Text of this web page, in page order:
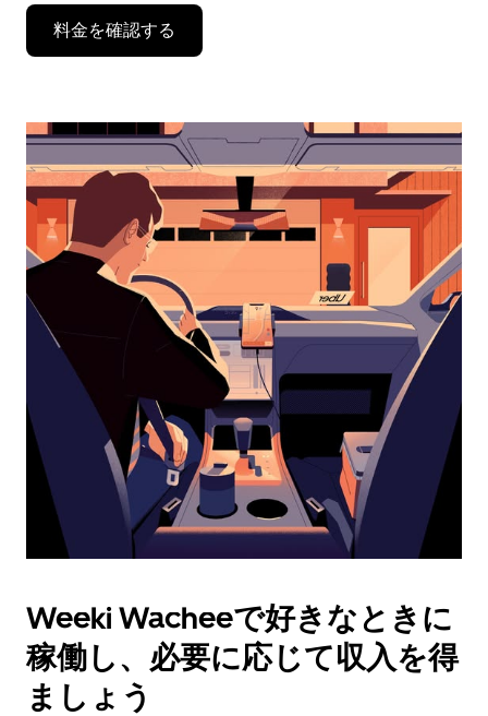
で
ン
ダ
ー
を
操
作
し、
を
選
択
す。
ン
で
カ
レ
ン
料金を確認する
Weeki Wacheeで好きなときに
稼働し、必要に応じて収入を得
ましょう